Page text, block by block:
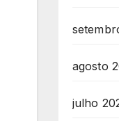
agosto
julho